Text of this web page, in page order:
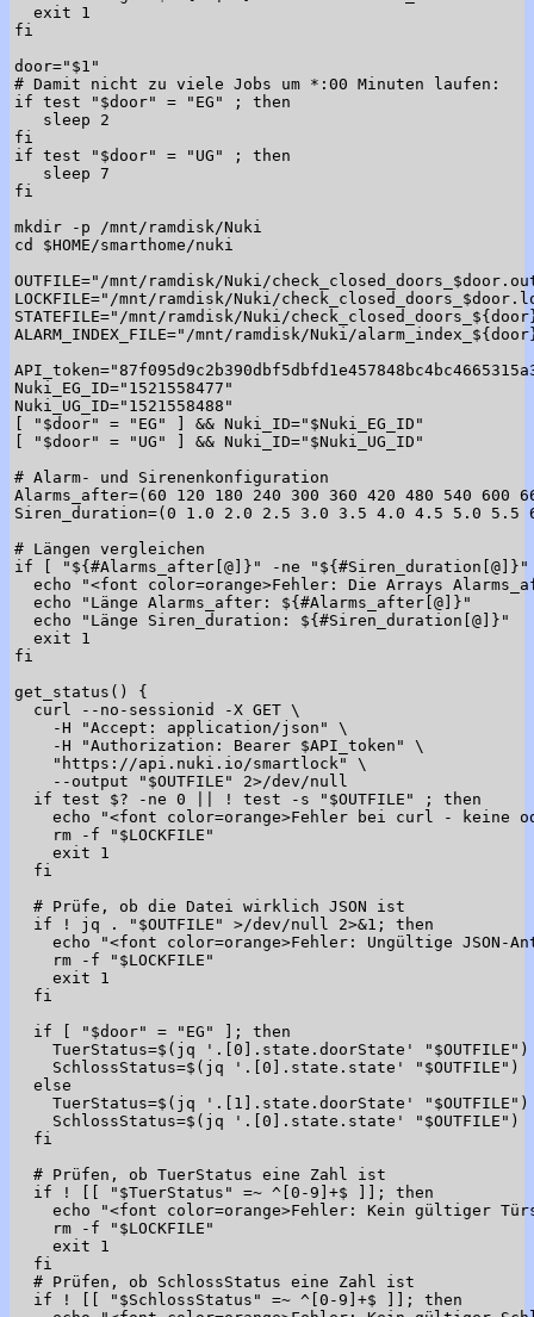
  exit 1
fi
door="$1"
# Damit nicht zu viele Jobs um *:00 Minuten laufen:
if test "$door" = "EG" ; then
   sleep 2
fi
if test "$door" = "UG" ; then
   sleep 7
fi
mkdir -p /mnt/ramdisk/Nuki
cd $HOME/smarthome/nuki
OUTFILE="/mnt/ramdisk/Nuki/
LOCKFILE="/mnt/ramdisk/Nuki/
STATEFILE="/mnt/ramdisk/Nuki/
ALARM_INDEX_FILE="/mnt/ramdisk/Nuki/
Nuki_EG_ID="1521558477"
Nuki_UG_ID="1521558488"
[ "$door" = "EG" ] && Nuki_ID="$Nuki_EG_ID"
[ "$door" = "UG" ] && Nuki_ID="$Nuki_UG_ID"
# Alarm- und Sirenenkonfiguration
Alarms_after=(60 120 180 240 300 360 420 480 540 600
Siren_duration=(0 1.0 2.0 2.5 3.0 3.5 4.0 4.5 5.0 5.5
# Längen vergleichen
if [ "${#Alarms_after[@]}" -ne
echo "<font color=orange>Fehler: Die Arrays
  echo "Länge Alarms_after: ${#Alarms_after[@]}"
  echo "Länge Siren_duration: ${#Siren_duration[@]}"
  exit 1
fi
get_status() {
  curl --no-sessionid -X GET \
    -H "Accept: application/json" \
    -H "Authorization: Bearer $API_token" \
    "https://api.nuki.io/smartlock" \
    --output "$OUTFILE" 2>/dev/null
  if test $? -ne 0 || ! test -s "$OUTFILE" ; then
echo "<font color=orange>Fehler bei curl - keine
    rm -f "$LOCKFILE"
    exit 1
  fi
  # Prüfe, ob die Datei wirklich JSON ist
  if ! jq . "$OUTFILE" >/dev/null 2>&1; then
echo "<font color=orange>Fehler: Ungültige JSON-
    rm -f "$LOCKFILE"
    exit 1
  fi
  if [ "$door" = "EG" ]; then
    TuerStatus=$(jq '.[0].state.doorState' "$OUTFILE")
    SchlossStatus=$(jq '.[0].state.state' "$OUTFILE")
  else
    TuerStatus=$(jq '.[1].state.doorState' "$OUTFILE")
    SchlossStatus=$(jq '.[0].state.state' "$OUTFILE")
  fi
  # Prüfen, ob TuerStatus eine Zahl ist
  if ! [[ "$TuerStatus" =~ ^[0-9]+$ ]]; then
echo "<font color=orange>Fehler: Kein gültiger
    rm -f "$LOCKFILE"
    exit 1
  fi
  # Prüfen, ob SchlossStatus eine Zahl ist
  if ! [[ "$SchlossStatus" =~ ^[0-9]+$ ]]; then